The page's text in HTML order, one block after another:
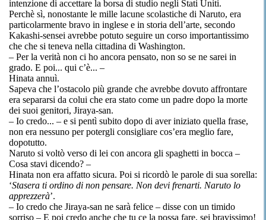
intenzione di accettare la borsa di studio negli Stati Uniti.
Perchè sì, nonostante le mille lacune scolastiche di Naruto, era
particolarmente bravo in inglese e in storia dell’arte, secondo
Kakashi-sensei avrebbe potuto seguire un corso importantissimo
che che si teneva nella cittadina di Washington.
– Per la verità non ci ho ancora pensato, non so se ne sarei in
grado. E poi... qui c’è... –
Hinata annuì.
Sapeva che l’ostacolo più grande che avrebbe dovuto affrontare
era separarsi da colui che era stato come un padre dopo la morte
dei suoi genitori, Jiraya-san.
– Io credo... – e si pentì subito dopo di aver iniziato quella frase,
non era nessuno per potergli consigliare cos’era meglio fare,
dopotutto.
Naruto si voltò verso di lei con ancora gli spaghetti in bocca –
Cosa stavi dicendo? –
Hinata non era affatto sicura. Poi si ricordò le parole di sua sorella:
‘Stasera ti ordino di non pensare. Non devi frenarti. Naruto lo
apprezzerà’.
– Io credo che Jiraya-san ne sarà felice – disse con un timido
sorriso – E poi credo anche che tu ce la possa fare, sei bravissimo!